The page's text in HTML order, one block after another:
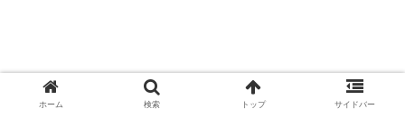
ホーム 検索 トップ サイドバー